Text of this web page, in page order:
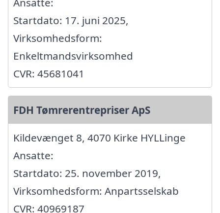
Startdato: 17. juni 2025,
Virksomhedsform:
Enkeltmandsvirksomhed
CVR: 45681041
FDH Tømrerentrepriser ApS
Kildevænget 8, 4070 Kirke HYLLinge
Ansatte:
Startdato: 25. november 2019,
Virksomhedsform: Anpartsselskab
CVR: 40969187